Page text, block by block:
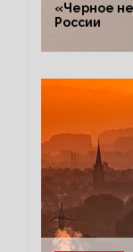
«Черное
России